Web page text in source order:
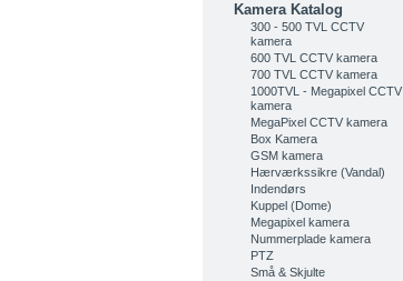
Kamera Katalog
300 - 500 TVL CCTV
kamera
600 TVL CCTV kamera
700 TVL CCTV kamera
1000TVL - Megapixel CCTV
kamera
MegaPixel CCTV kamera
Box Kamera
GSM kamera
Hærværkssikre (Vandal)
Indendørs
Kuppel (Dome)
Megapixel kamera
Nummerplade kamera
PTZ
Små & Skjulte